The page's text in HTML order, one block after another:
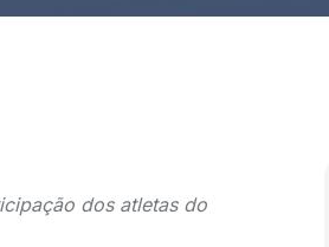
dos atletas do